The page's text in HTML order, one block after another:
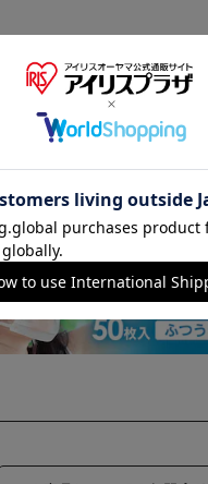
▼ 食品・飲料おすすめ ▼